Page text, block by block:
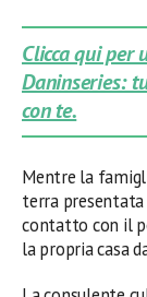
Clicca qui per
Daninseries:
con te.
Mentre la
terra
contatto con il
la propria casa